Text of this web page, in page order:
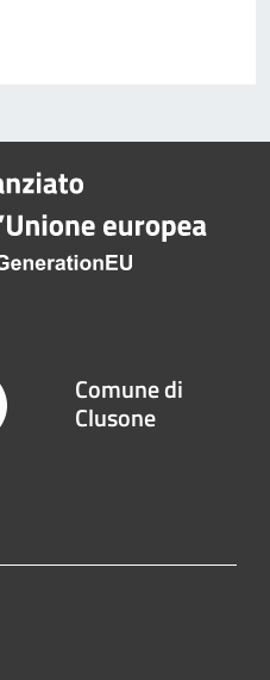
Comune di
Clusone